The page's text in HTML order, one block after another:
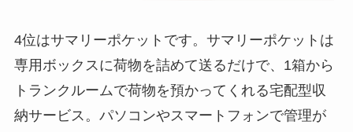
4位はサマリーポケットです。サマリーポケットは
専用ボックスに荷物を詰めて送るだけで、1箱から
トランクルームで荷物を預かってくれる宅配型収
納サービス。パソコンやスマートフォンで管理が